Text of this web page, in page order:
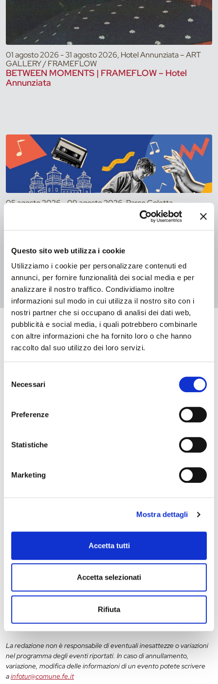
Questo sito web utilizza i cookie
Utilizziamo i cookie per personalizzare contenuti ed
annunci, per fornire funzionalità dei social media e per
analizzare il nostro traffico. Condividiamo inoltre
informazioni sul modo in cui utilizza il nostro sito con i
nostri partner che si occupano di analisi dei dati web,
pubblicità e social media, i quali potrebbero combinarle
con altre informazioni che ha fornito loro o che hanno
raccolto dal suo utilizzo dei loro servizi.
delNecessari
Preferenze
Statistiche
Marketing
Mostra dettagli
Accetta tutti
Accetta selezionati
Rifiuta
01 agosto 2026 - 31 agosto 2026, Hotel Annunziata – ART
GALLERY / FRAMEFLOW
BETWEEN MOMENTS | FRAMEFLOW – Hotel
Annunziata
05 agosto 2026 - 09 agosto 2026, Parco Coletta
1 2
Eventi in arrivo
Stagione Concertistica – Odhecaton – Palazzo
Schifanoia
12 13 14
La redazione non è responsabile di eventuali inesattezze o variazioni
nel programma degli eventi riportati. In caso di annullamento,
variazione, modifica delle informazioni di un evento potete scrivere
ainfotur@comune.fe.it